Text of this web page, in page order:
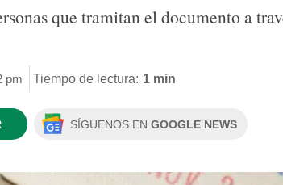
que tramitan el documento a
pm Tiempo de lectura: 1 min
SÍGUENOS EN GOOGLE NEWS